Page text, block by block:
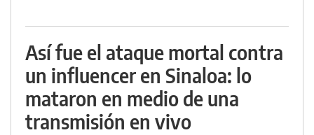
Así fue el ataque mortal contra
un influencer en Sinaloa: lo
mataron en medio de una
transmisión en vivo